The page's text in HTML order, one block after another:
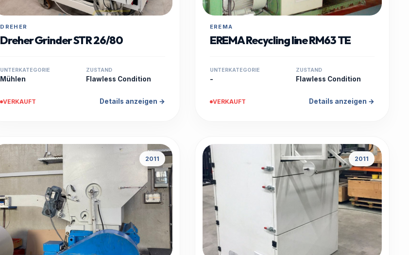
DREHER
Dreher Grinder STR 26/80
UNTERKATEGORIE
Mühlen
ZUSTAND
Flawless Condition
VERKAUFT Details anzeigen →
EREMA
EREMA Recycling line RM63 TE
UNTERKATEGORIE
-
ZUSTAND
Flawless Condition
VERKAUFT Details anzeigen →
2011 2011